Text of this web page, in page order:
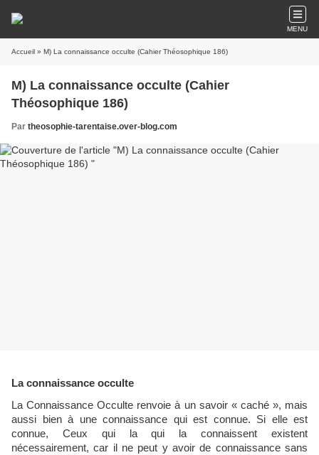
MENU
Accueil » M) La connaissance occulte (Cahier Théosophique 186)
M) La connaissance occulte (Cahier
Théosophique 186)
Par theosophie-tarentaise.over-blog.com
La connaissance occulte
La Connaissance Occulte renvoie à un savoir « caché », mais
aussi bien à une connaissance qui est connue. Si elle est
connue, Ceux qui la qui la connaissent existent
nécessairement, car il ne peut y avoir de connaissance sans